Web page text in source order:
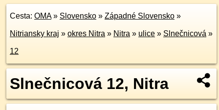
Cesta: OMA» Slovensko » Západné Slovensko »
Nitriansky kraj » okres Nitra » Nitra » ulice » Slnečnicová »
12
Slnečnicová 12, Nitra